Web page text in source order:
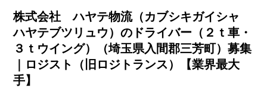
株式会社 ハヤテ物流（カブシキガイシャ
ハヤテブツリュウ）のドライバー（２ｔ車・
３ｔウイング）（埼玉県入間郡三芳町）募集
｜ロジスト（旧ロジトランス）【業界最大
手】